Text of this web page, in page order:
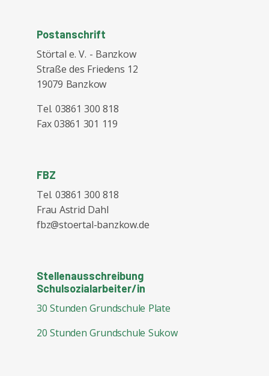
Postanschrift
Störtal e. V. - Banzkow
Straße des Friedens 12
19079 Banzkow
Tel. 03861 300 818
Fax 03861 301 119
FBZ
Tel. 03861 300 818
Frau Astrid Dahl
fbz@stoertal-banzkow.de
Stellenausschreibung
Schulsozialarbeiter/in
30 Stunden Grundschule Plate
20 Stunden Grundschule Sukow